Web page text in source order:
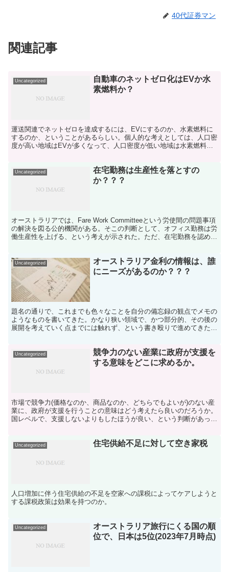
40代証券マン
関連記事
Uncategorized
自動車のネットゼロ化はEVか水
素燃料か？
運送関連でネットゼロを達成するには、EVにするのか、水素燃料に
するのか、ということがあるらしい。個人的な考えとしては、人口密
度が高い地域はEVが多くなって、人口密度が低い地域は水素燃料に
Uncategorized
在宅勤務は生産性を落とすの
か？？？
オーストラリアでは、Fare Work Committeeという労使間の問題事項
の解決を図る公的機関がある。そこの判断として、オフィス勤務は労
働生産性を上げる、という考えが示された。ただ、在宅勤務を認めな
Uncategorized
オーストラリア金利の情報は、誰
にニーズがあるのか？？？
題名の通りで、これまでも色々なことを自分の備忘録の観点でメモの
ようなものを書いてきた。かなり狭い領域で、かつ部分的、その後の
展開を考えていく点までには触れず、という書き殴りで進めてきた
Uncategorized
競争力のない産業に政府が支援を
する意味をどこに求めるか。
市場で競争力(価格なのか、商品なのか、どちらでもよいが)のない産
業に、政府が支援を行うことの意味はどう考えたら良いのだろうか。
国レベルで、支援しないよりもしたほうが良い、という判断があって
Uncategorized 住宅供給不足に対して空き家税
人口増加に伴う住宅供給の不足を空家への課税によってケアしようと
する課税政策は効果を持つのか。
Uncategorized
オーストラリア旅行にくる国の順
位で、日本は5位(2023年7月時点)